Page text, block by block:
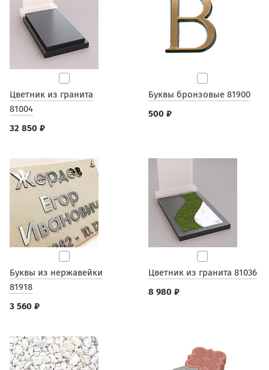
Цветник из гранита
81004
32 850 ₽
Буквы бронзовые 81900
500 ₽
Буквы из нержавейки
81918
3 560 ₽
Цветник из гранита 81036
8 980 ₽